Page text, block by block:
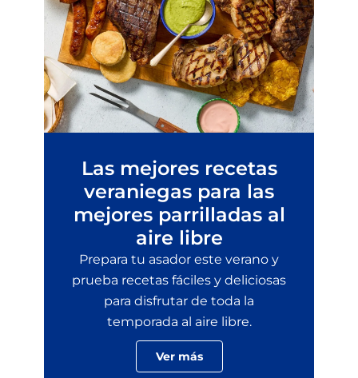
Las mejores recetas
veraniegas para las
mejores parrilladas al
aire libre
Prepara tu asador este verano y
prueba recetas fáciles y deliciosas
para disfrutar de toda la
temporada al aire libre.
Ver más